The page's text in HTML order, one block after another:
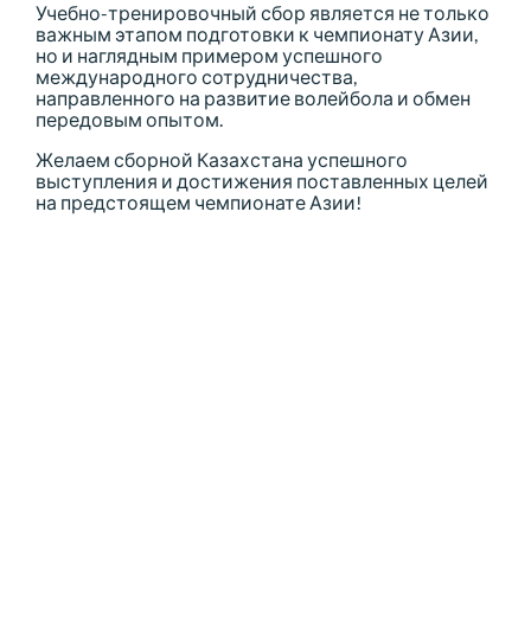
Учебно-тренировочный сбор является не только
важным этапом подготовки к чемпионату Азии,
но и наглядным примером успешного
международного сотрудничества,
направленного на развитие волейбола и обмен
передовым опытом.
Желаем сборной Казахстана успешного
выступления и достижения поставленных целей
на предстоящем чемпионате Азии!